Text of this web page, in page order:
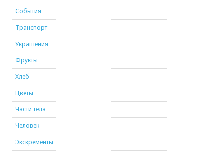
События
Транспорт
Украшения
Фрукты
Хлеб
Цветы
Части тела
Человек
Экскременты